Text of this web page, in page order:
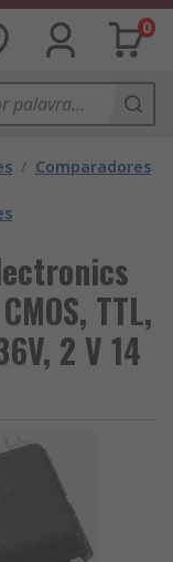
0
/ Comparadores
TTL,
2 V 14